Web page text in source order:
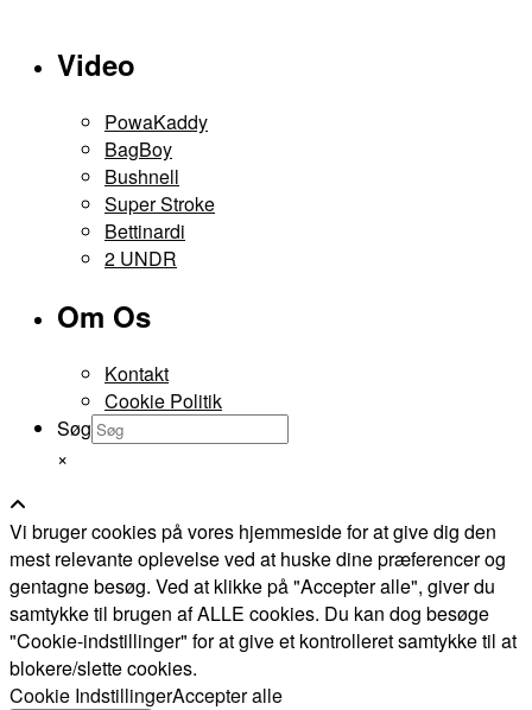
Video
PowaKaddy
BagBoy
Bushnell
Super Stroke
Bettinardi
2 UNDR
Om Os
Kontakt
Cookie Politik
Søg
×
Vi bruger cookies på vores hjemmeside for at give dig den
mest relevante oplevelse ved at huske dine præferencer og
gentagne besøg. Ved at klikke på "Accepter alle", giver du
samtykke til brugen af ALLE cookies. Du kan dog besøge
"Cookie-indstillinger" for at give et kontrolleret samtykke til at
blokere/slette cookies.
Cookie IndstillingerAccepter alle